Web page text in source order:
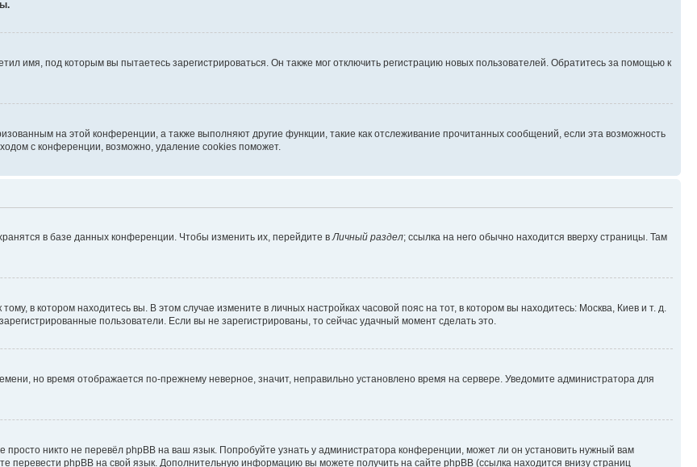
имя, под которым вы пытаетесь зарегистрироваться. Он также мог отключить регистрацию новых пользователей. Обратитесь за помощью к
на этой конференции, а также выполняют другие функции, такие как отслеживание прочитанных сообщений, если эта возможность
с конференции, возможно, удаление cookies поможет.
в базе данных конференции. Чтобы изменить их, перейдите в Личный раздел; ссылка на него обычно находится вверху страницы. Там
в котором находитесь вы. В этом случае измените в личных настройках часовой пояс на тот, в котором вы находитесь: Москва, Киев и т. д.
пользователи. Если вы не зарегистрированы, то сейчас удачный момент сделать это.
но время отображается по-прежнему неверное, значит, неправильно установлено время на сервере. Уведомите администратора для
никто не перевёл phpBB на ваш язык. Попробуйте узнать у администратора конференции, может ли он установить нужный вам
перевести phpBB на свой язык. Дополнительную информацию вы можете получить на сайте phpBB (ссылка находится внизу страниц